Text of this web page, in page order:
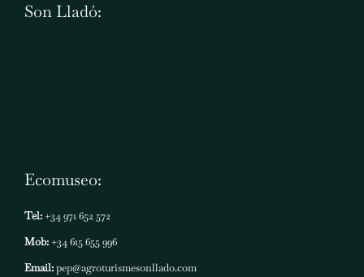
Son Lladó:
Ecomuseo:
Tel:+34 971 652 572
Mob:+34 615 655 996
Email:pep@agroturismesonllado.com